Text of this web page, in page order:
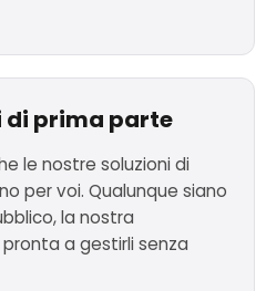
di prima parte
le nostre soluzioni di
per voi. Qualunque siano
la nostra
a gestirli senza